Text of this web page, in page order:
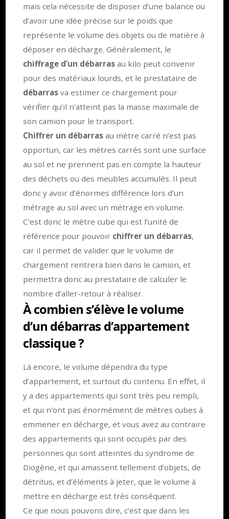
mais cela nécessite de disposer d’une balance ou
d’avoir une idée précise sur le poids que
représente le volume des objets ou de matière à
déposer en décharge. Généralement, le
chiffrage d’un débarrasau kilo peut convenir
pour des matériaux lourds, et le prestataire de
débarrasva estimer ce chargement pour
vérifier qu’il n’atteint pas la masse maximale de
son camion pour le transport.
Chiffrer un débarrasau mètre carré n’est pas
opportun, car les mètres carrés sont une surface
au sol et ne prennent pas en compte la hauteur
des déchets ou des meubles accumulés. Il peut
donc y avoir d’énormes différence lors d’un
métrage au sol avec un métrage en volume.
C’est donc le mètre cube qui est l’unité de
référence pour pouvoir chiffrer un débarras,
car il permet de valider que le volume de
chargement rentrera bien dans le camion, et
permettra donc au prestataire de calculer le
nombre d’aller-retour à réaliser.
À combien s’élève le volume
d’un débarras d’appartement
classique ?
Là encore, le volume dépendra du type
d’appartement, et surtout du contenu. En effet, il
y a des appartements qui sont très peu rempli,
et qui n’ont pas énormément de mètres cubes à
emmener en décharge, et vous avez au contraire
des appartements qui sont occupés par des
personnes qui sont atteintes du syndrome de
Diogène, et qui amassent tellement d’objets, de
détritus, et d’éléments à jeter, que le volume à
mettre en décharge est très conséquent.
Ce que nous pouvons dire, c’est que dans les